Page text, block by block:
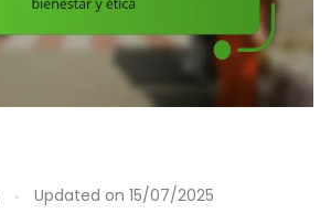
Updated on 15/07/2025